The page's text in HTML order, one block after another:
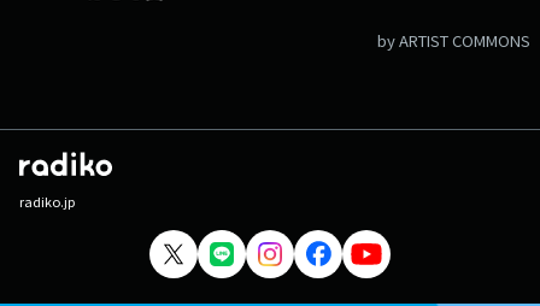
by ARTIST COMMONS
radiko.jp